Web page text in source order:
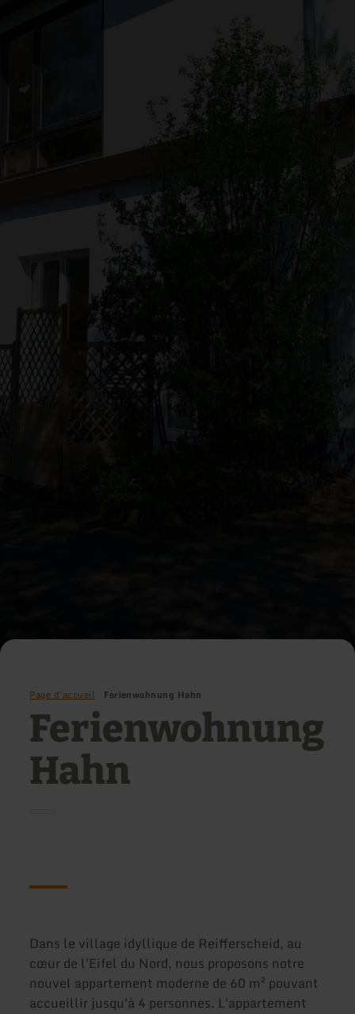
Page d'accueil Ferienwohnung Hahn
Ferienwohnung
Hahn
Dans le village idyllique de Reifferscheid, au
cœur de l'Eifel du Nord, nous proposons notre
nouvel appartement moderne de 60 m² pouvant
accueillir jusqu'à 4 personnes. L'appartement